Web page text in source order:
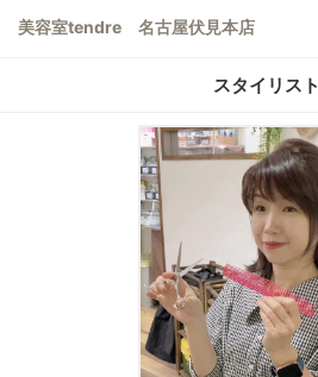
美容室tendre 名古屋伏見本店
スタイリスト